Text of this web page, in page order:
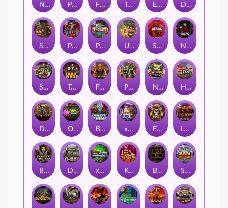
Nexus Blood & Shadow
Dead, Dead, or Deader
Nexus Fire In The Hole xBomb
Dead Men Walking
Tsar Wars
Brute Force
Home of the Brave
Tombstone Slaughter
San Quentin 2: Death Row
Skate or Die
Punk Rocker 2
Bangkok Hilton
Nexus Outsourced
Kenneth Must Die
Outsourced: Payday
Folsom Prison
xWays Hoarder 2
Bounty Hunters xNudge®
El Pasa Gunfight xNudge
Flight Mode Evil Goblins xBomb
San Quentin xWays
Serial
Punk Toilet
Possessed
Legion X
Pearl Harbor
xWays Hoarder xSplit
D Day
Ugliest Catch